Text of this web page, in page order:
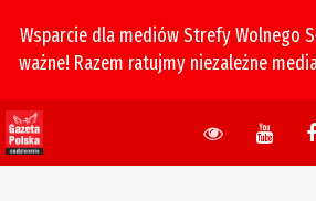
Wsparcie dla mediów Strefy Wolnego
ważne! Razem ratujmy niezależne